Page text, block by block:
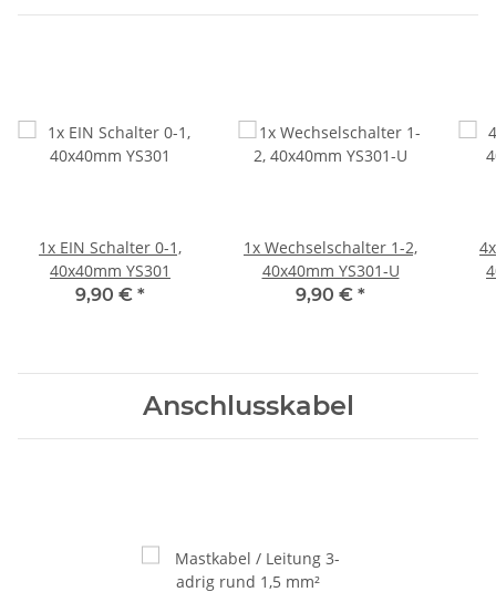
1x EIN Schalter 0-1,
40x40mm YS301
9,90 € *
1x Wechselschalter 1-2,
40x40mm YS301-U
9,90 € *
Anschlusskabel